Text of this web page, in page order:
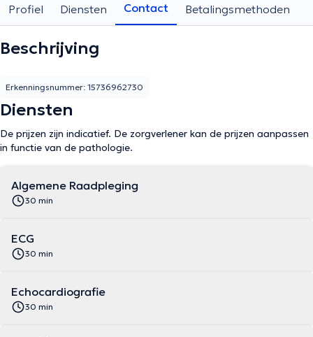
Profiel Diensten Contact Betalingsmethoden
Beschrijving
Erkenningsnummer: 15736962730
Diensten
De prijzen zijn indicatief. De zorgverlener kan de prijzen aanpassen
in functie van de pathologie.
Algemene Raadpleging
30 min
ECG
30 min
Echocardiografie
30 min